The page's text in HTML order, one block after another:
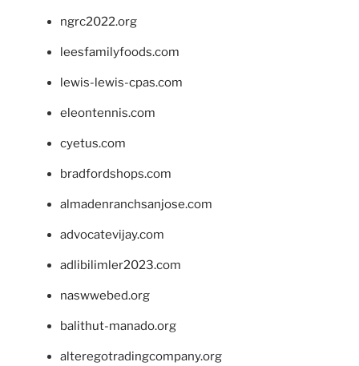
ngrc2022.org
leesfamilyfoods.com
lewis-lewis-cpas.com
eleontennis.com
cyetus.com
bradfordshops.com
almadenranchsanjose.com
advocatevijay.com
adlibilimler2023.com
naswwebed.org
balithut-manado.org
alteregotradingcompany.org